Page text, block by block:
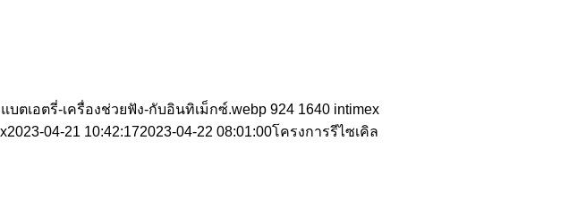
บตเอตรี่-เครื่องช่วยฟัง-กับอินทิเม็กซ์.webp 924 1640 intimex
2023-04-21 10:42:172023-04-22 08:01:00โครงการรีไซเคิล